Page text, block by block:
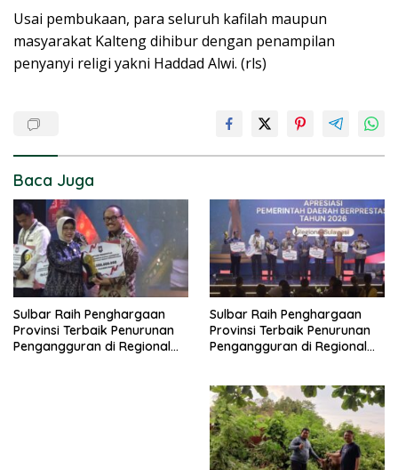
Usai pembukaan, para seluruh kafilah maupun
masyarakat Kalteng dihibur dengan penampilan
penyanyi religi yakni Haddad Alwi. (rls)
Baca Juga
Sulbar Raih Penghargaan
Provinsi Terbaik Penurunan
Pengangguran di Regional
Sulbar Raih Penghargaan
Provinsi Terbaik Penurunan
Pengangguran di Regional